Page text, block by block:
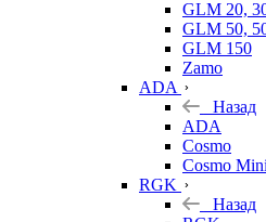
GLM 20,
GLM 50,
GLM 150
Zamo
ADA
Назад
ADA
Cosmo
Cosmo Mini
RGK
Назад